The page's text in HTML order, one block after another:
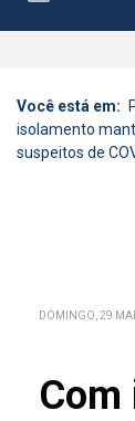
Você está em:
isolamento
suspeitos de
DOMINGO, 29
Com